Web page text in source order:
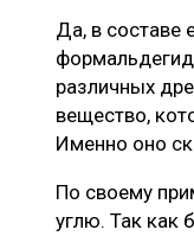
Да, в составе
различных
вещество,
Именно оно
По своему
углю. Так как